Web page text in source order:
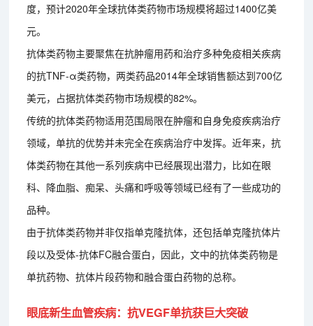
度，预计2020年全球抗体类药物市场规模将超过1400亿美
元。
抗体类药物主要聚焦在抗肿瘤用药和治疗多种免疫相关疾病
的抗TNF-α类药物，两类药品2014年全球销售额达到700亿
美元，占据抗体类药物市场规模的82%。
传统的抗体类药物适用范围局限在肿瘤和自身免疫疾病治疗
领域，单抗的优势并未完全在疾病治疗中发挥。近年来，抗
体类药物在其他一系列疾病中已经展现出潜力，比如在眼
科、降血脂、痴呆、头痛和呼吸等领域已经有了一些成功的
品种。
由于抗体类药物并非仅指单克隆抗体，还包括单克隆抗体片
段以及受体-抗体FC融合蛋白，因此，文中的抗体类药物是
单抗药物、抗体片段药物和融合蛋白药物的总称。
眼底新生血管疾病：抗VEGF单抗获巨大突破